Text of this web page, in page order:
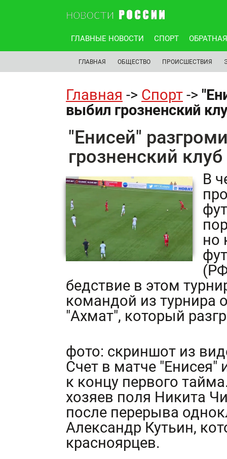
ГЛАВНЫЕ НОВОСТИ СПОРТ
ГЛАВНАЯ ОБЩЕСТВО ПРОИСШЕСТВИЯ
Главная -> Спорт ->
выбил грозненский
"Енисей"
грозненский
В
но
бедствие в этом
командой из турнира
"Ахмат", который
фото: скриншот из
Счет в матче
к концу первого
хозяев поля Никита
после перерыва
Александр Кутьин,
красноярцев.